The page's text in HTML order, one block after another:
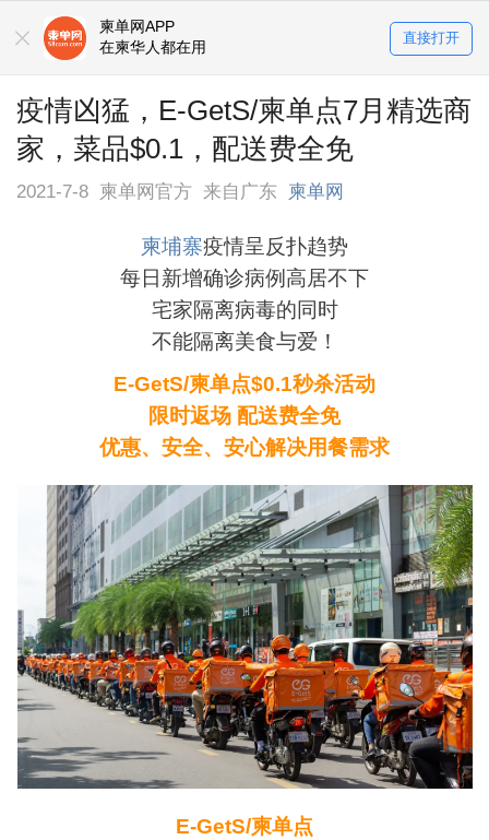
柬单网APP
在柬华人都在用
直接打开
疫情凶猛，E-GetS/柬单点7月精选商
家，菜品$0.1，配送费全免
2021-7-8 柬单网官方 来自广东 柬单网
柬埔寨疫情呈反扑趋势
每日新增确诊病例高居不下
宅家隔离病毒的同时
不能隔离美食与爱！
E-GetS/柬单点$0.1秒杀活动
限时返场 配送费全免
优惠、安全、安心解决用餐需求
E-GetS/柬单点